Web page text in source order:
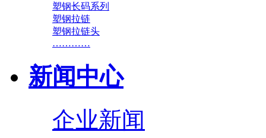
塑钢长码系列
塑钢拉链
塑钢拉链头
…………
新闻中心
企业新闻